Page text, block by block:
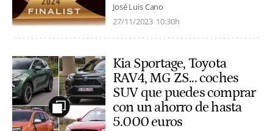
José Luis Cano
27/11/2023 10:30h
Kia Sportage, Toyota
RAV4, MG ZS... coches
SUV que puedes comprar
con un ahorro de hasta
5.000 euros